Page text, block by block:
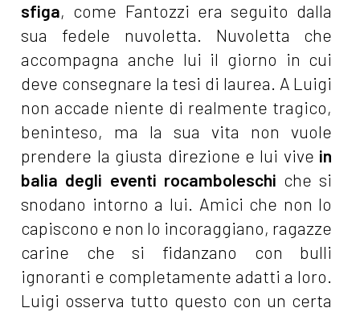
sfiga, come Fantozzi era seguito dalla
sua fedele nuvoletta. Nuvoletta che
accompagna anche lui il giorno in cui
deve consegnare la tesi di laurea. A Luigi
non accade niente di realmente tragico,
beninteso, ma la sua vita non vuole
prendere la giusta direzione e lui vive in
balia degli eventi rocamboleschi che si
snodano intorno a lui. Amici che non lo
capiscono e non lo incoraggiano, ragazze
carine che si fidanzano con bulli
ignoranti e completamente adatti a loro.
Luigi osserva tutto questo con un certa